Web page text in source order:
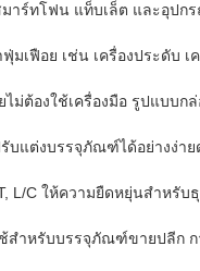
ร์ทโฟน แท็บเล็ต และอุป
ฟือย เช่น เครื่องประดับ
ต้องใช้เครื่องมือ รูปแบ
แต่งบรรจุภัณฑ์ได้อย่างง่
L/C ให้ความยืดหยุ่นสำห
หรับบรรจุภัณฑ์ขายปลีก